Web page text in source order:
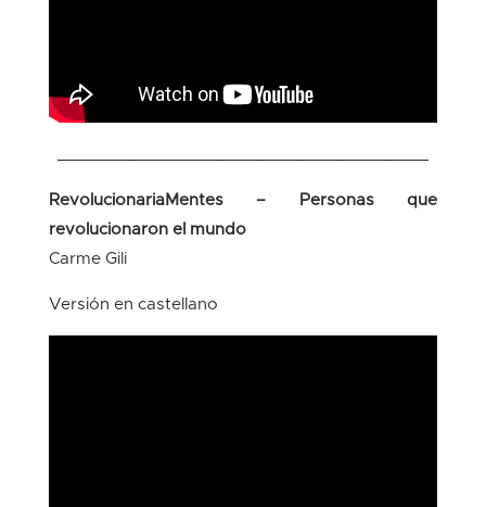
RevolucionariaMentes – Personas que
revolucionaron el mundo
Carme Gili
Versión en castellano